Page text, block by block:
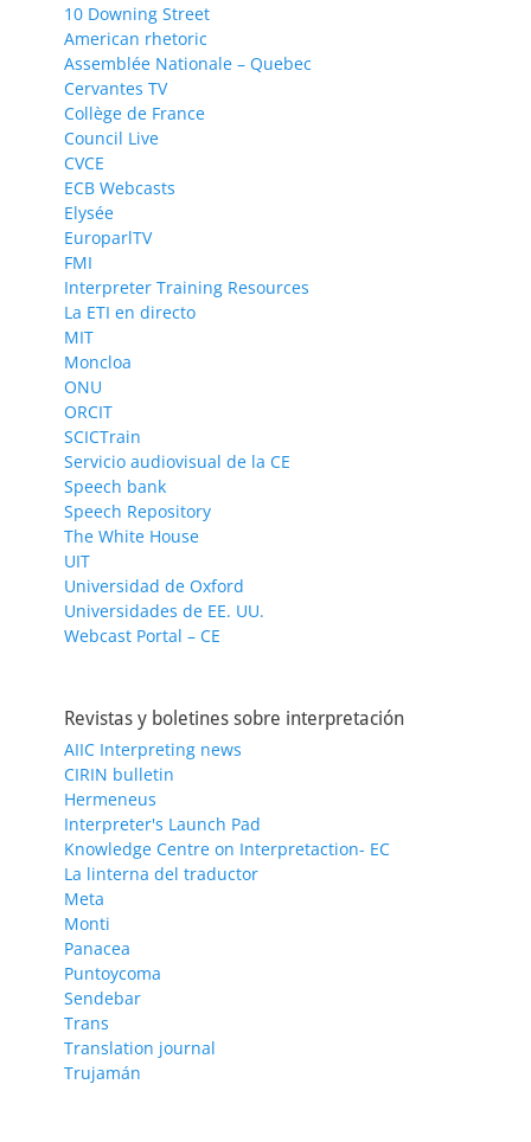
10 Downing Street
American rhetoric
Assemblée Nationale – Quebec
Cervantes TV
Collège de France
Council Live
CVCE
ECB Webcasts
Elysée
EuroparlTV
FMI
Interpreter Training Resources
La ETI en directo
MIT
Moncloa
ONU
ORCIT
SCICTrain
Servicio audiovisual de la CE
Speech bank
Speech Repository
The White House
UIT
Universidad de Oxford
Universidades de EE. UU.
Webcast Portal – CE
Revistas y boletines sobre interpretación
AIIC Interpreting news
CIRIN bulletin
Hermeneus
Interpreter's Launch Pad
Knowledge Centre on Interpretaction- EC
La linterna del traductor
Meta
Monti
Panacea
Puntoycoma
Sendebar
Trans
Translation journal
Trujamán